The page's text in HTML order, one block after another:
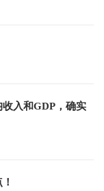
入和GDP，确实